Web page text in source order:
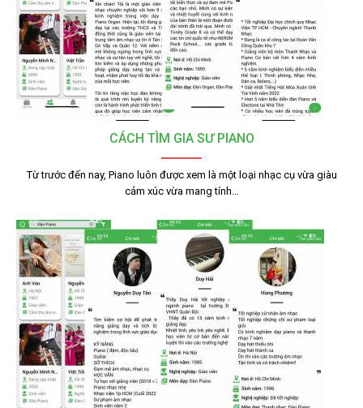
CÁCH TÌM GIA SƯ PIANO
Từ trước đến nay, Piano luôn được xem là một loại nhạc cụ vừa giàu
cảm xúc vừa mang tính…